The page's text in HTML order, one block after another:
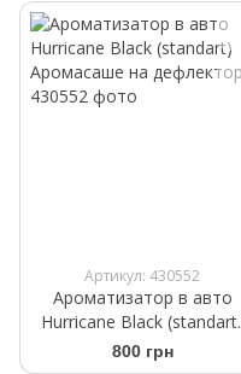
Артикул: 430552
Ароматизатор в авто
Hurricane Black (standart)
Аромасаше на дефлектор
800 грн